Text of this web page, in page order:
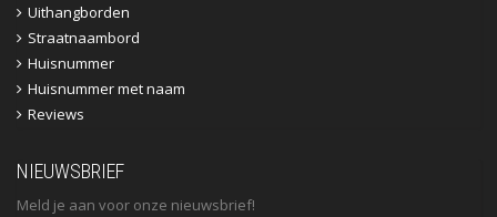
Uithangborden
Straatnaambord
Huisnummer
Huisnummer met naam
Reviews
NIEUWSBRIEF
Meld je aan voor onze nieuwsbrief!